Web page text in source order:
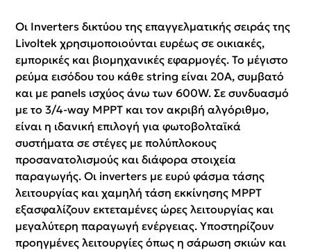
Οι Inverters δικτύου της επαγγελματικής σειράς της
Livoltek χρησιμοποιούνται ευρέως σε οικιακές,
εμπορικές και βιομηχανικές εφαρμογές. Το μέγιστο
ρεύμα εισόδου του κάθε string είναι 20Α, συμβατό
και με panels ισχύος άνω των 600W. Σε συνδυασμό
με το 3/4-way MPPT και τον ακριβή αλγόριθμο,
είναι η ιδανική επιλογή για φωτοβολταϊκά
συστήματα σε στέγες με πολύπλοκους
προσανατολισμούς και διάφορα στοιχεία
παραγωγής. Οι inverters με ευρύ φάσμα τάσης
λειτουργίας και χαμηλή τάση εκκίνησης MPPT
εξασφαλίζουν εκτεταμένες ώρες λειτουργίας και
μεγαλύτερη παραγωγή ενέργειας. Υποστηρίζουν
προηγμένες λειτουργίες όπως η σάρωση σκιών και